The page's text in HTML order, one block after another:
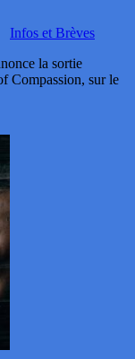
Infos et Brèves
la sortie
Compassion, sur le